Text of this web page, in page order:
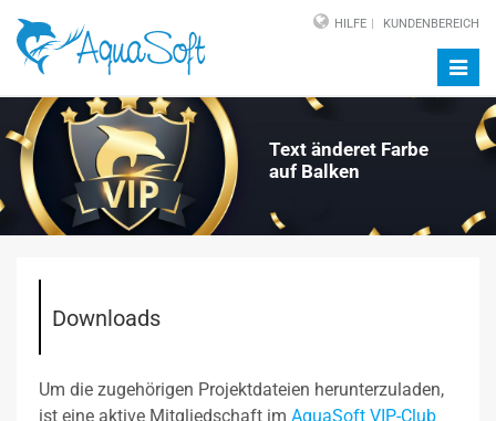
HILFE KUNDENBEREICH
auf-/
Text änderet Farbe
auf Balken
Downloads
Um die zugehörigen Projektdateien herunterzuladen,
ist eine aktive Mitgliedschaft im AquaSoft VIP-Club